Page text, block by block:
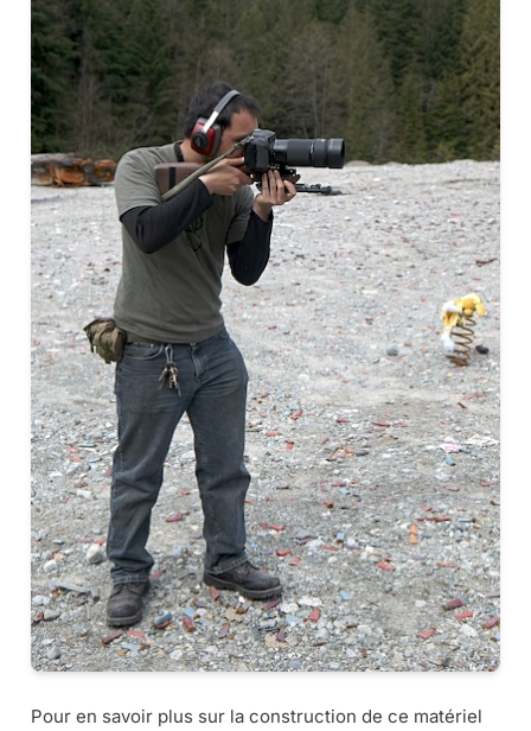
Pour en savoir plus sur la construction de ce matériel